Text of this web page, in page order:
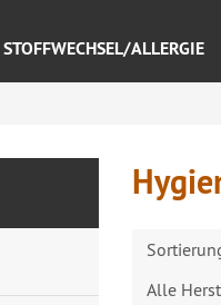
STOFFWECHSEL/ALLERGIE
Alle